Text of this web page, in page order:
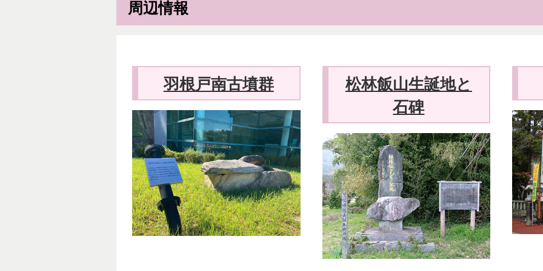
周辺情報
羽根戸南古墳群
松林飯山生誕地と
石碑